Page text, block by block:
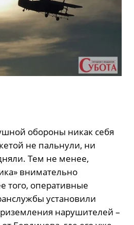
обороны никак себя
не пальнули, ни
Тем не менее,
внимательно
того, оперативные
установили
нарушителей –